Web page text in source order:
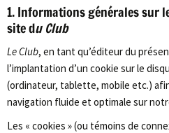
1. Informations générales sur
site du Club
Le Club, en tant qu’éditeur du
l’implantation d’un cookie sur le
(ordinateur, tablette, mobile etc.)
navigation fluide et optimale sur
Les « cookies » (ou témoins de